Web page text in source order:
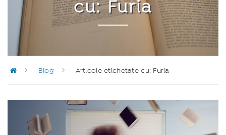
cu: Furia
Blog Articole etichetate cu: Furia